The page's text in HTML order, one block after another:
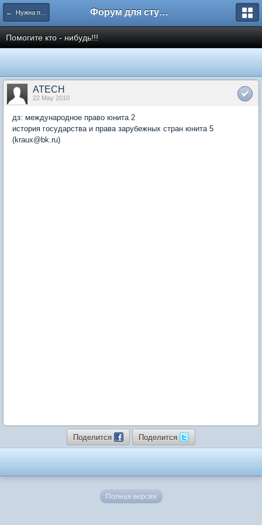
← Нужна помощь Форум для студента СГА
Помогите кто - нибудь!!!
ATECH
22 May 2010
дз: международное право юнита 2
история государства и права зарубежных стран юнита 5
(kraux@bk.ru)
Поделится Поделится
Полная версия